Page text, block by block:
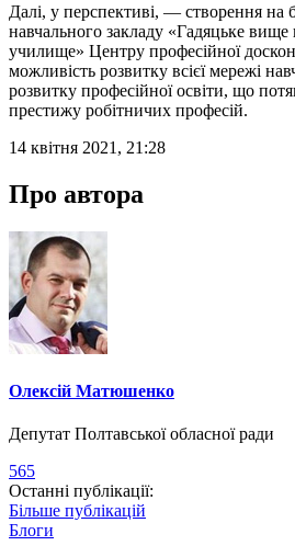
Далі, у перспективі, — створення на
навчального закладу «Гадяцьке вище
училище» Центру професійної
можливість розвитку всієї мережі
розвитку професійної освіти, що
престижу робітничих професій.
14 квітня 2021, 21:28
Про автора
Олексій Матюшенко
Депутат Полтавської обласної ради
565
Останні публікації:
Більше публікацій
Блоги